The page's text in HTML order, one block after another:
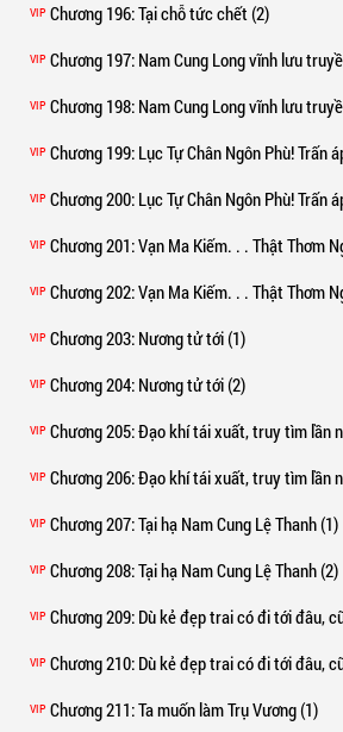
VIP Chương 196: Tại chỗ tức chết (2)
VIP Chương 197: Nam Cung Long vĩnh lưu
VIP Chương 198: Nam Cung Long vĩnh lưu
VIP Chương 199: Lục Tự Chân Ngôn Phù! Trấn áp Thiên
VIP Chương 200: Lục Tự Chân Ngôn Phù! Trấn áp Thiên
VIP Chương 201: Vạn Ma Kiếm. . . Thật Thơm
VIP Chương 202: Vạn Ma Kiếm. . . Thật Thơm
VIP Chương 203: Nương tử tới (1)
VIP Chương 204: Nương tử tới (2)
VIP Chương 205: Đạo khí tái xuất, truy tìm lần
VIP Chương 206: Đạo khí tái xuất, truy tìm lần
VIP Chương 207: Tại hạ Nam Cung Lệ Thanh (1)
VIP Chương 208: Tại hạ Nam Cung Lệ Thanh (2)
VIP Chương 209: Dù kẻ đẹp trai có đi tới đâu,
VIP Chương 210: Dù kẻ đẹp trai có đi tới đâu,
VIP Chương 211: Ta muốn làm Trụ Vương (1)